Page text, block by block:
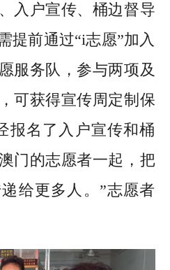
入户宣传、桶边督导
提前通过“i志愿”加入
服务队，参与两项及
可获得宣传周定制保
报名了入户宣传和桶
门的志愿者一起，把
给更多人。”志愿者